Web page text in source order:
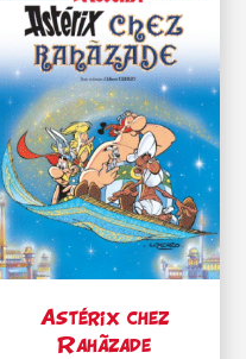
Astérix chez
Rahãzade